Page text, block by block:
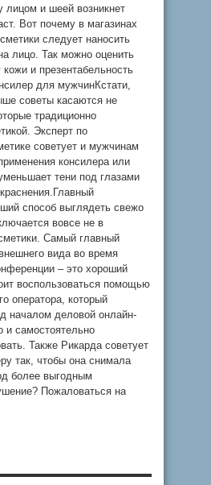
лицом и шеей возникнет
Вот почему в магазинах
следует наносить
лицо. Так можно оценить
кожи и презентабельность
для мужчинКстати,
советы касаются не
традиционно
Эксперт по
советует и мужчинам
консилера или
тени под глазами
способ выглядеть свежо
вовсе не в
Самый главный
вида во время
– это хороший
воспользоваться помощью
оператора, который
началом деловой онлайн-
и самостоятельно
Также Рикарда советует
так, чтобы она снимала
более выгодным
Пожаловаться на